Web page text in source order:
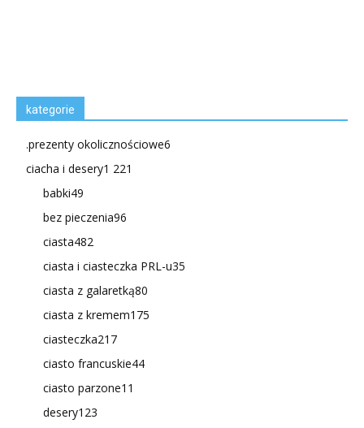
kategorie
.prezenty okolicznościowe6
ciacha i desery1 221
babki49
bez pieczenia96
ciasta482
ciasta i ciasteczka PRL-u35
ciasta z galaretką80
ciasta z kremem175
ciasteczka217
ciasto francuskie44
ciasto parzone11
desery123